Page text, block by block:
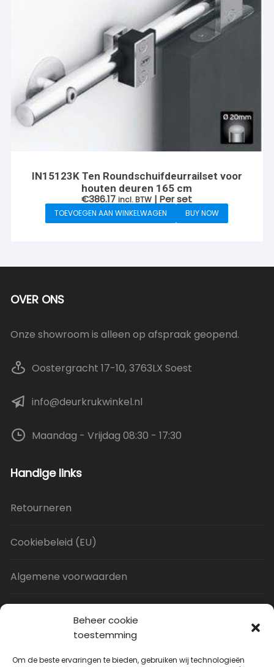
Beheer cookie
toestemming
Om de beste ervaringen te bieden, gebruiken wij technologieën
IN15123K Ten Roundschuifdeurrailset voor
houten deuren 165 cm
€386.17 incl. BTW | Per set
TOEVOEGEN AAN WINKELWAGEN BUY NOW
OVER ONS
Onze showroom is alleen op afspraak geopend.
Oostergracht 17-10, 3763LX Soest
info@deurkrukwinkel.nl
Maandag - Vrijdag 08:30 - 17:30
Handige links
Retourneren
Cookiebeleid (EU)
Algemene voorwaarden